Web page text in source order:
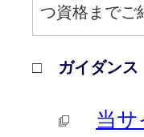
つ資格までご
□ ガイダンス
当